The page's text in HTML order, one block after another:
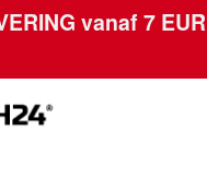
vanaf 7 EUR